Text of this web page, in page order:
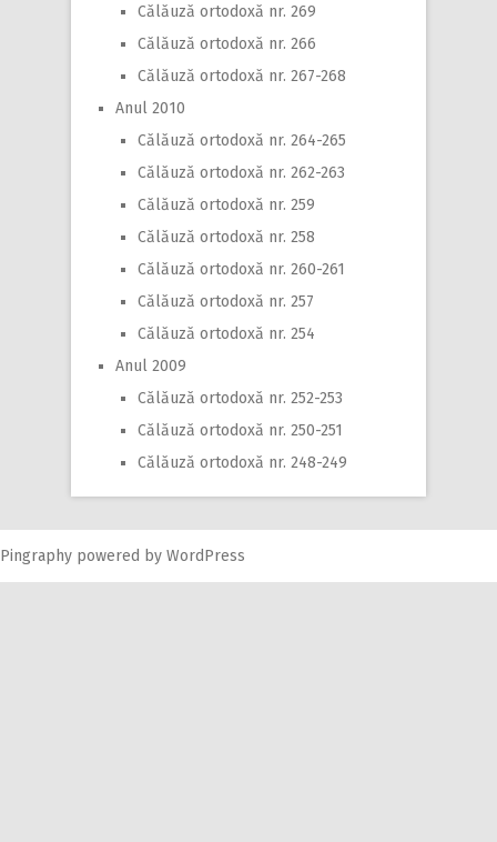
Călăuză ortodoxă nr. 269
Călăuză ortodoxă nr. 266
Călăuză ortodoxă nr. 267-268
Anul 2010
Călăuză ortodoxă nr. 264-265
Călăuză ortodoxă nr. 262-263
Călăuză ortodoxă nr. 259
Călăuză ortodoxă nr. 258
Călăuză ortodoxă nr. 260-261
Călăuză ortodoxă nr. 257
Călăuză ortodoxă nr. 254
Anul 2009
Călăuză ortodoxă nr. 252-253
Călăuză ortodoxă nr. 250-251
Călăuză ortodoxă nr. 248-249
Pingraphy powered by WordPress